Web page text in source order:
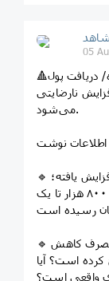
شاهد
05
🔺️قبض آب و برق خرداد و تیر ۳ تا ۴ برابر شده/ دریافت پول
نارضایتی
می‌شود.
🔹️ هزینه مصرف آب و برق مردم تا ۳۰۰ درصد افزایش یافته؛
مثلاً فیش ۳۰۰ هزارتومانی خرداد در تیر به ۸۰۰ هزار تا یک
🔹️ دولت باید ساده توضیح دهد که آیا الگوی مصرف کاهش
است؟ آیا